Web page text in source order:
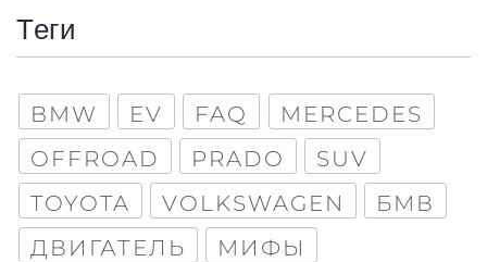
Теги
BMW EV FAQ
MERCEDES
OFFROAD
PRADO
SUV
TOYOTA
VOLKSWAGEN
БМВ
ДВИГАТЕЛЬ
МИФЫ